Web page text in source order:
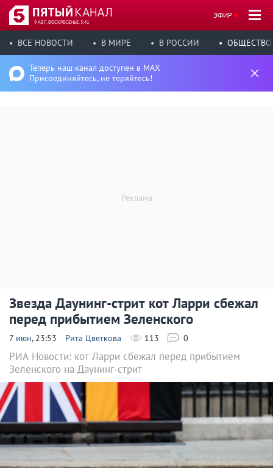
9 АВГ, ВОСКРЕСЕНЬЕ, 5:41
ЭФИР
ВСЕ НОВОСТИ В МИРЕ В РОССИИ ОБЩЕСТВО
Теперь наш канал доступен в MAX
Присоединяйтесь, не теряйтесь!
Звезда Даунинг-стрит кот Ларри сбежал
перед прибытием Зеленского
7 июн, 23:53 Рита Цветкова 113 0
РИА Новости: кот Ларри сбежал перед прибытием
Зеленского на Даунинг-стрит